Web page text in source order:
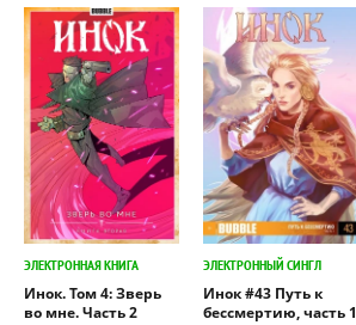
ЭЛЕКТРОННАЯ КНИГА
Инок. Том 4: Зверь
во мне. Часть 2
ЭЛЕКТРОННЫЙ СИНГЛ
Инок #43 Путь к
бессмертию, часть 1